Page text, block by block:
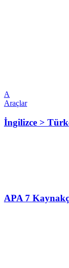
A
Araçlar
İngilizce >
APA 7